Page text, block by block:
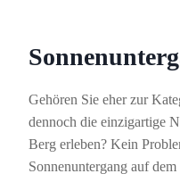
Gehören Sie eher zur
dennoch die einzigartige
Berg erleben? Kein
Sonnenuntergang auf